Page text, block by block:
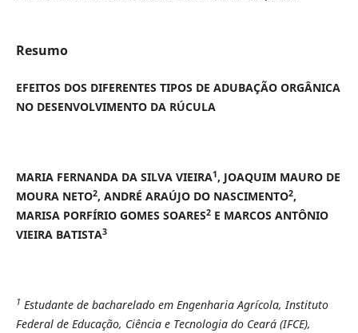
Resumo
EFEITOS DOS DIFERENTES TIPOS DE ADUBAÇÃO ORGÂNICA
NO DESENVOLVIMENTO DA RÚCULA
MARIA FERNANDA DA SILVA VIEIRA1, JOAQUIM MAURO DE
MOURA NETO2, ANDRÉ ARAÚJO DO NASCIMENTO2,
MARISA PORFÍRIO GOMES SOARES2E MARCOS ANTÔNIO
VIEIRA BATISTA3
1 Estudante de bacharelado em Engenharia Agrícola, Instituto
Federal de Educação, Ciência e Tecnologia do Ceará (IFCE),